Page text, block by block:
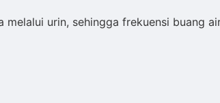
urin, sehingga frekuensi buang